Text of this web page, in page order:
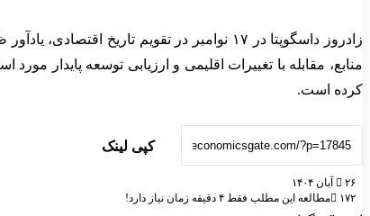
زادروز داسگوپتا در ۱۷ نوامبر در تقویم
منابع، مقابله با تغییرات اقلیمی و ارزیابی توسعه پایدار
کرده است.
کپی لینک
۲۶ آبان ۱۴۰۴
۱۷۲
مطالعه این مطلب فقط ۴ دقیقه زمان نیاز دارد!